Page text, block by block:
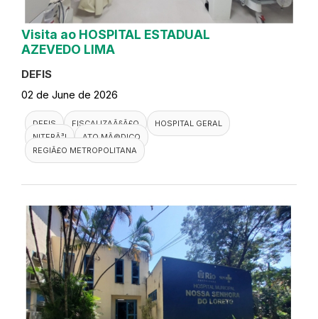
Visita ao HOSPITAL ESTADUAL
AZEVEDO LIMA
DEFIS
02 de June de 2026
DEFIS FISCALIZAÃ§Ã£O
HOSPITAL GERAL
NITERÃ³I
ATO MÃ©DICO
REGIÃ£O METROPOLITANA